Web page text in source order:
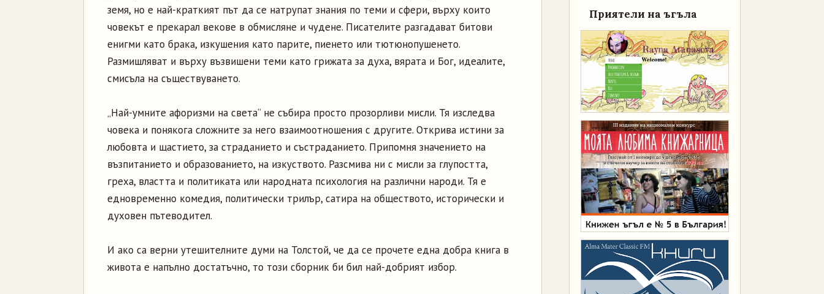
земя, но е най-краткият път да се натрупат знания по теми и сфери, върху които
човекът е прекарал векове в обмисляне и чудене. Писателите разгадават битови
енигми като брака, изкушения като парите, пиенето или тютюнопушенето.
Размишляват и върху възвишени теми като грижата за духа, вярата и Бог, идеалите,
смисъла на съществуването.
„Най-умните афоризми на света“ не събира просто прозорливи мисли. Тя изследва
човека и понякога сложните за него взаимоотношения с другите. Открива истини за
любовта и щастието, за страданието и състраданието. Припомня значението на
възпитанието и образованието, на изкуството. Разсмива ни с мисли за глупостта,
греха, властта и политиката или народната психология на различни народи. Тя е
едновременно комедия, политически трилър, сатира на обществото, исторически и
духовен пътеводител.
И ако са верни утешителните думи на Толстой, че да се прочете една добра книга в
живота е напълно достатъчно, то този сборник би бил най-добрият избор.
Приятели на ъгъла